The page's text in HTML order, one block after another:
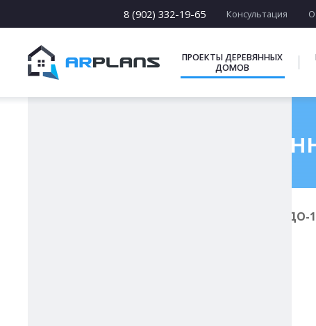
8 (902) 332-19-65 Консультация
ПРОЕКТЫ ДЕРЕВЯННЫХ
ДОМОВ
Проект
ДО-
15 х [15-23]
16 х [16-20]
ПОДБОРКИ